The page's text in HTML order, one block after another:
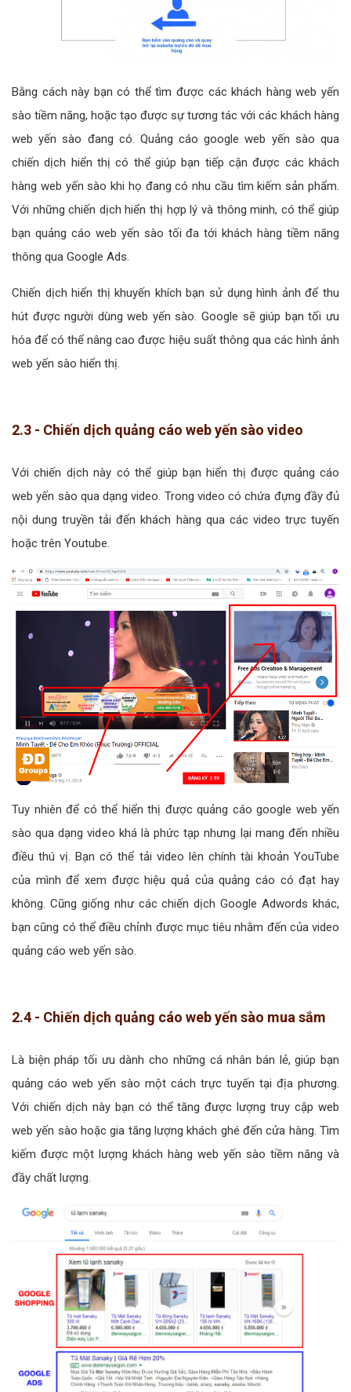
Bằng cách này bạn có thể tìm được các khách hàng web yến
sào tiềm năng, hoặc tạo được sự tương tác với các khách hàng
web yến sào đang có. Quảng cáo google web yến sào qua
chiến dịch hiển thị có thể giúp bạn tiếp cận được các khách
hàng web yến sào khi họ đang có nhu cầu tìm kiếm sản phẩm.
Với những chiến dịch hiển thị hợp lý và thông minh, có thể giúp
bạn quảng cáo web yến sào tối đa tới khách hàng tiềm năng
thông qua Google Ads.
Chiến dịch hiển thị khuyến khích bạn sử dụng hình ảnh để thu
hút được người dùng web yến sào. Google sẽ giúp bạn tối ưu
hóa để có thể nâng cao được hiệu suất thông qua các hình ảnh
web yến sào hiển thị.
2.3 - Chiến dịch quảng cáo web yến sào video
Với chiến dịch này có thể giúp bạn hiển thị được quảng cáo
web yến sào qua dạng video. Trong video có chứa đựng đầy đủ
nội dung truyền tải đến khách hàng qua các video trực tuyến
hoặc trên Youtube.
Tuy nhiên để có thể hiển thị được quảng cáo google web yến
sào qua dạng video khá là phức tạp nhưng lại mang đến nhiều
điều thú vị. Bạn có thể tải video lên chính tài khoản YouTube
của mình để xem được hiệu quả của quảng cáo có đạt hay
không. Cũng giống như các chiến dịch Google Adwords khác,
bạn cũng có thể điều chỉnh được mục tiêu nhằm đến của video
quảng cáo web yến sào.
2.4 - Chiến dịch quảng cáo web yến sào mua sắm
Là biện pháp tối ưu dành cho những cá nhân bán lẻ, giúp bạn
quảng cáo web yến sào một cách trực tuyến tại địa phương.
Với chiến dịch này bạn có thể tăng được lượng truy cập web
web yến sào hoặc gia tăng lượng khách ghé đến cửa hàng. Tìm
kiếm được một lượng khách hàng web yến sào tiềm năng và
đầy chất lượng.